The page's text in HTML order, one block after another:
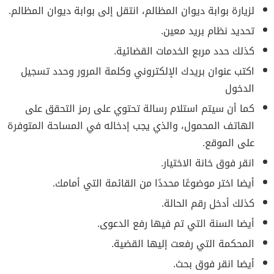
لزيارة بوابة ديوان المظالم، انتقل إلى بوابة ديوان المظالم.
تحديد نظام بريد معين.
كذلك حدد مربع الخدمات القضائية.
اكتب عنوان بريدك الإلكتروني وكلمة المرور وحدد تسجيل
الدخول
كما أن سيتم استلام رسالة تحتوي على رمز التحقق على
الهاتف المحمول، والذي يجب إدخاله في المساحة المتوفرة
على الموقع.
انقر فوق خانة الاختيار.
أيضا اختر موضوعًا محددًا من القائمة التي أمامك.
كذلك أدخل رقم الحالة.
أيضا السنة التي تم فيها رفع الدعوى.
المحكمة التي رفعت إليها القضية.
أيضا انقر فوق بحث.